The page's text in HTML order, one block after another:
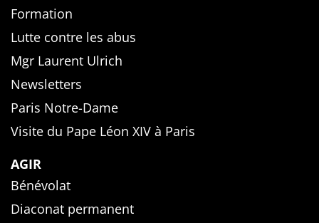
Formation
Lutte contre les abus
Mgr Laurent Ulrich
Newsletters
Paris Notre-Dame
Visite du Pape Léon XIV à Paris
AGIR
Bénévolat
Diaconat permanent